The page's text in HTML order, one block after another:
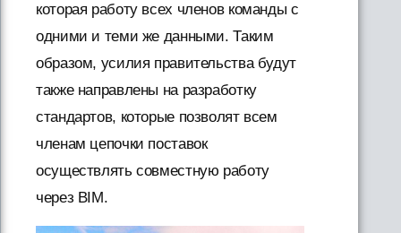
которая работу всех членов команды с
одними и теми же данными. Таким
образом, усилия правительства будут
также направлены на разработку
стандартов, которые позволят всем
членам цепочки поставок
осуществлять совместную работу
через BIM.